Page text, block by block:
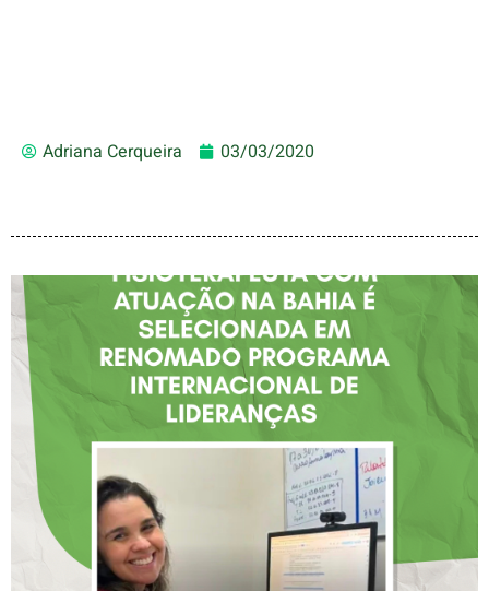
Adriana Cerqueira 03/03/2020
FISIOTERAPEUTA COM
ATUAÇÃO NA BAHIA É
SELECIONADA EM
RENOMADO PROGRAMA
INTERNACIONAL DE
LIDERANÇAS